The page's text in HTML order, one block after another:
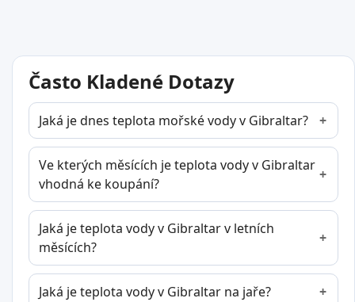
Často Kladené Dotazy
Jaká je dnes teplota mořské vody v Gibraltar?
Ve kterých měsících je teplota vody v Gibraltar
vhodná ke koupání?
Jaká je teplota vody v Gibraltar v letních
měsících?
Jaká je teplota vody v Gibraltar na jaře?